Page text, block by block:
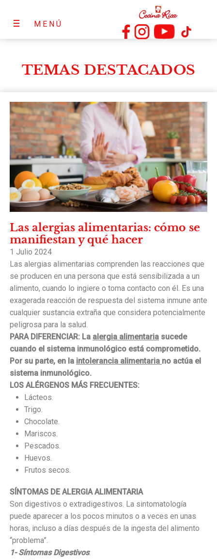
MENÚ
TEMAS DESTACADOS
Las alergias alimentarias: cómo se
manifiestan y qué hacer
1 Julio 2024
Las alergias alimentarias comprenden las reacciones que
se producen en una persona que está sensibilizada a un
alimento, cuando lo ingiere o toma contacto con él. Es una
exagerada reacción de respuesta del sistema inmune ante
cualquier sustancia extraña que considera potencialmente
peligrosa para la salud.
PARA DIFERENCIAR: La alergia alimentaria sucede
cuando el sistema inmunológico está comprometido.
Por su parte, en la intolerancia alimentaria no actúa el
sistema inmunológico.
LOS ALÉRGENOS MÁS FRECUENTES:
Lácteos.
Trigo.
Chocolate.
Mariscos.
Pescados.
Huevos.
Frutos secos.
SÍNTOMAS DE ALERGIA ALIMENTARIA
Son digestivos o extradigestivos. La sintomatología
puede aparecer a los pocos minutos o a veces en unas
horas, incluso a días después de la ingesta del alimento
“problema”.
1- Síntomas Digestivos: